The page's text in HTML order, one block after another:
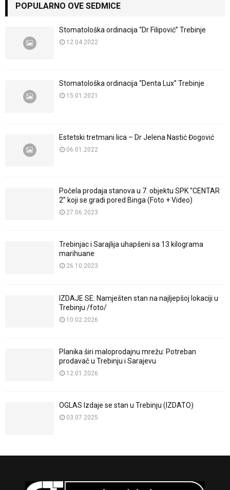
POPULARNO OVE SEDMICE
Stomatološka ordinacija “Dr Filipović” Trebinje
12.04.2022
Stomatološka ordinacija “Denta Lux” Trebinje
15.01.2021
Estetski tretmani lica – Dr Jelena Nastić Đogović
06.01.2022
Počela prodaja stanova u 7. objektu SPK “CENTAR
2” koji se gradi pored Binga (Foto + Video)
27.06.2023
Trebinjac i Sarajlija uhapšeni sa 13 kilograma
marihuane
26.10.2023
IZDAJE SE: Namješten stan na najljepšoj lokaciji u
Trebinju /foto/
10.02.2026
Planika širi maloprodajnu mrežu: Potreban
prodavač u Trebinju i Sarajevu
12.01.2026
OGLAS Izdaje se stan u Trebinju (IZDATO)
03.07.2025